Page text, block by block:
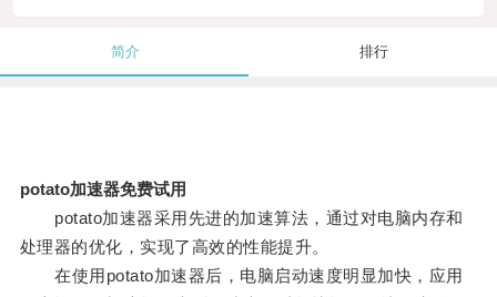
简介 排行
potato加速器免费试用
potato加速器采用先进的加速算法，通过对电脑内存和
处理器的优化，实现了高效的性能提升。
在使用potato加速器后，电脑启动速度明显加快，应用